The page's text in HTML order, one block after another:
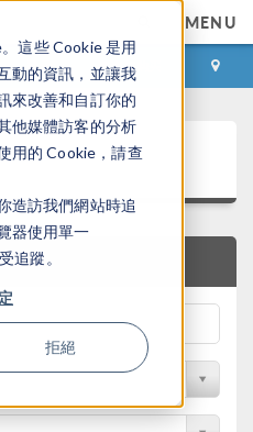
這些 Cookie 是用
動的資訊，並讓我
來改善和自訂你的
他媒體訪客的分析
用的 Cookie，請查
造訪我們網站時追
器使用單一
追蹤。
拒絕
MENU
登录 咨询与购买